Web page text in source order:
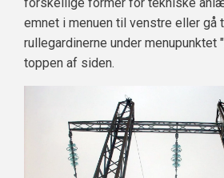
emnet i menuen til venstre eller gå
rullegardinerne under menupunktet
toppen af siden.